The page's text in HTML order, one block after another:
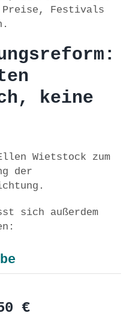
Festivals
keine
Wietstock zum
der
sich außerdem
€